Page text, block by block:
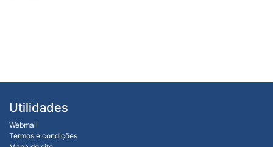
Utilidades
Webmail
Termos e condições